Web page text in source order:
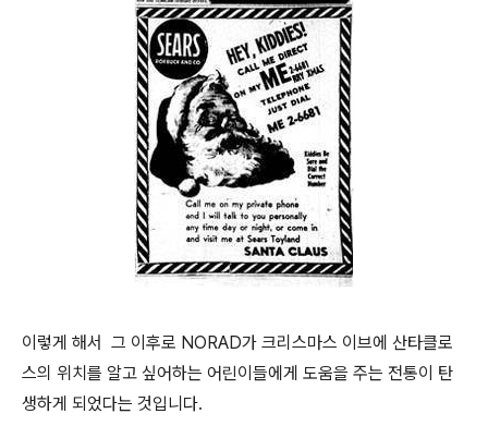
이렇게 해서 그 이후로 NORAD가 크리스마스 이브에 산타클로
스의 위치를 알고 싶어하는 어린이들에게 도움을 주는 전통이 탄
생하게 되었다는 것입니다.